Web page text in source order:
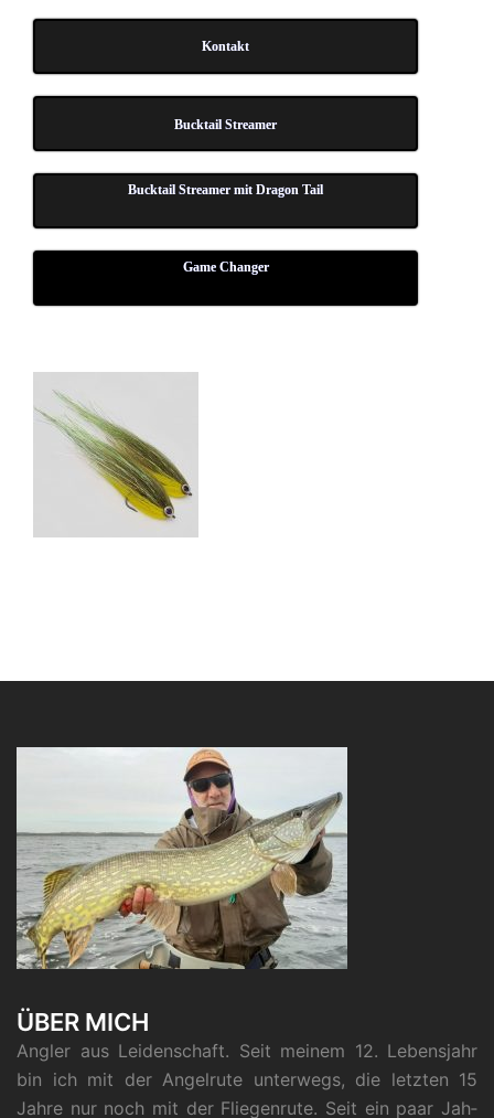
Kon­takt
Buck­tail Streamer
Buck­tail Strea­mer mit Dra­gon Tail
Game Chan­ger
ÜBER MICH
Ang­ler aus Lei­den­schaft. Seit mei­nem 12. Lebens­jahr
bin ich mit der Angel­ru­te unter­wegs, die letz­ten 15
Jah­re nur noch mit der Flie­gen­ru­te. Seit ein paar Jah­